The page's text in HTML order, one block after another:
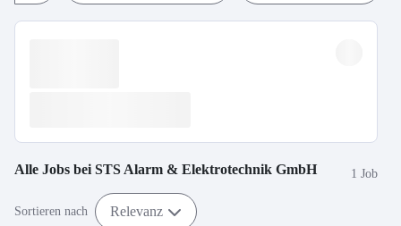
Alle Jobs bei STS Alarm & Elektrotechnik GmbH 1 Job
Sortieren nach Relevanz